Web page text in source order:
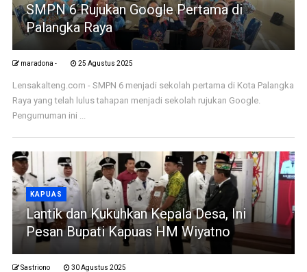
SMPN 6 Rujukan Google Pertama di
Palangka Raya
maradona - 25 Agustus 2025
Lensakalteng.com - SMPN 6 menjadi sekolah pertama di Kota Palangka
Raya yang telah lulus tahapan menjadi sekolah rujukan Google.
Pengumuman ini ...
KAPUAS
Lantik dan Kukuhkan Kepala Desa, Ini
Pesan Bupati Kapuas HM Wiyatno
Sastriono 30 Agustus 2025